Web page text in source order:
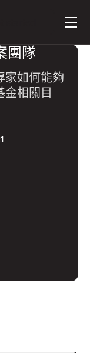
團隊
家如何能夠
金相關目